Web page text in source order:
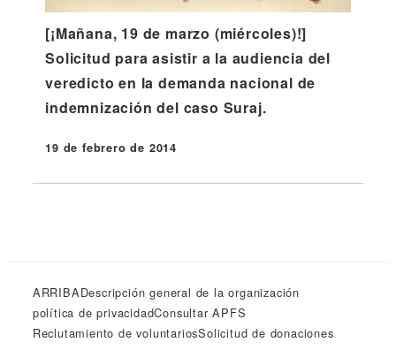
[¡Mañana, 19 de marzo (miércoles)!]
Solicitud para asistir a la audiencia del
veredicto en la demanda nacional de
indemnización del caso Suraj.
Publicado
19 de febrero de 2014
ARRIBADescripción general de la organización
política de privacidadConsultar APFS
Reclutamiento de voluntariosSolicitud de donaciones